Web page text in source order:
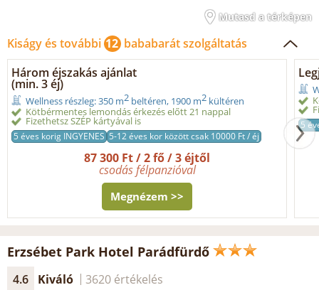
Mutasd a térképen
Kiságy és további 12 bababarát szolgáltatás
Három éjszakás ajánlat
(min. 3 éj)
Wellness részleg: 350 m2 beltéren, 1900 m2 kültéren
Kötbérmentes lemondás érkezés előtt 21 nappal
Fizethetsz SZÉP kártyával is
5 éves korig INGYENES 5-12 éves kor között csak 10000 Ft / éj
87 300 Ft / 2 fő / 3 éjtől
csodás félpanzióval
Megnézem >>
5
Erzsébet Park Hotel Parádfürdő
4.6 Kiváló 3620 értékelés